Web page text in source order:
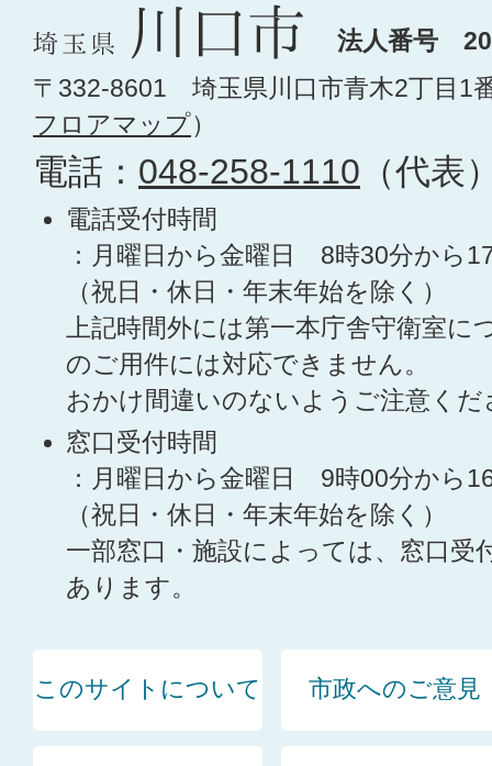
法人番号
〒332-8601 埼玉県川口市青木2丁目1
フロアマップ）
電話： 048-258-1110 （代表
電話受付時間
：月曜日から金曜日 8時30分から
（祝日・休日・年末年始を除く）
上記時間外には第一本庁舎守衛室
のご用件には対応できません。
おかけ間違いのないようご注意くだ
窓口受付時間
：月曜日から金曜日 9時00分から
（祝日・休日・年末年始を除く）
一部窓口・施設によっては、窓口受
あります。
このサイトについて 市政へのご意見